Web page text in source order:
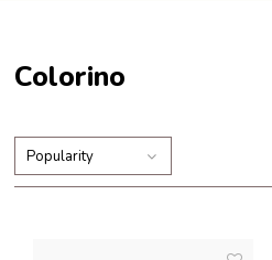
Colorino
Popularity